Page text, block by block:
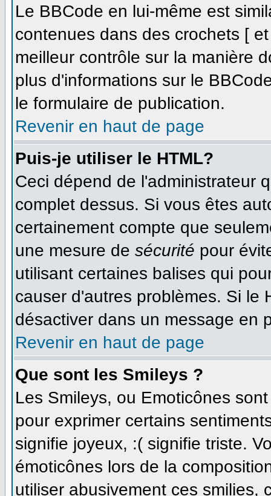
Le BBCode en lui-même est
contenues dans des crochets [
meilleur contrôle sur la manière
plus d'informations sur le
le formulaire de publication.
Revenir en haut de page
Puis-je utiliser le HTML?
Ceci dépend de l'administrateur
complet dessus. Si vous êtes
certainement compte que
une mesure de sécurité pour
utilisant certaines balises qui
causer d'autres problèmes. Si le
désactiver dans un message en
Revenir en haut de page
Que sont les Smileys ?
Les Smileys, ou Emoticônes
pour exprimer certains
signifie joyeux, :( signifie triste.
émoticônes lors de la
utiliser abusivement ces smilies,